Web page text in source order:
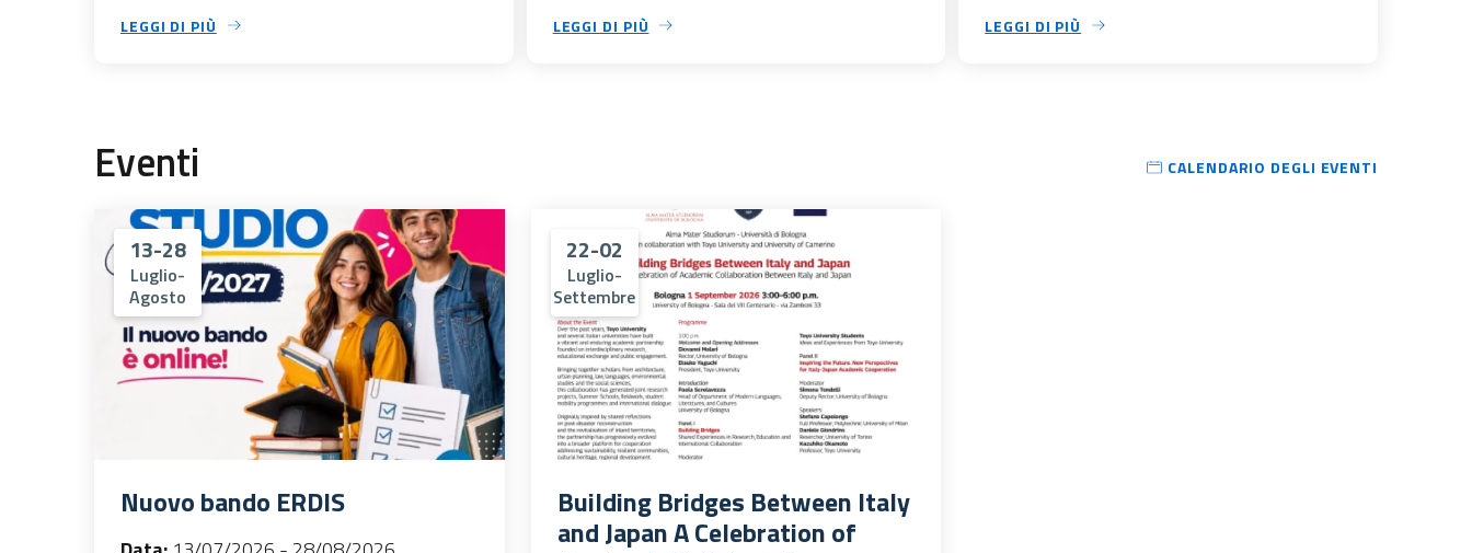
LEGGI DI PIÙ LEGGI DI PIÙ LEGGI DI PIÙ
Eventi CALENDARIO DEGLI EVENTI
13-28
Luglio-
Agosto
Nuovo bando ERDIS
22-02
Luglio-
Settembre
Building Bridges Between Italy
and Japan A Celebration of